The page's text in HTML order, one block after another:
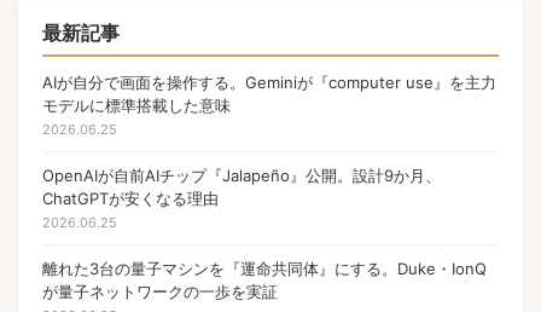
Apple
OpenAI
Gamefi
Anthropic
最新記事
AIが自分で画面を操作する。Geminiが『computer use』を主力
モデルに標準搭載した意味
2026.06.25
OpenAIが自前AIチップ『Jalapeño』公開。設計9か月、
ChatGPTが安くなる理由
2026.06.25
離れた3台の量子マシンを『運命共同体』にする。Duke・IonQ
が量子ネットワークの一歩を実証